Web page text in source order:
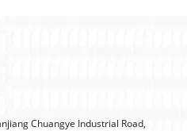
Chuangye Industrial Road,